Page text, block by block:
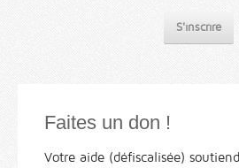
S'inscrire
Faites un don !
Votre aide (défiscalisée)